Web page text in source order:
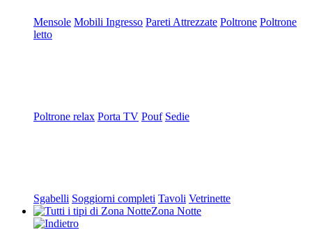
Mensole Mobili Ingresso Pareti Attrezzate Poltrone Poltrone
letto
Poltrone relax Porta TV Pouf Sedie
Sgabelli Soggiorni completi Tavoli Vetrinette
Zona Notte